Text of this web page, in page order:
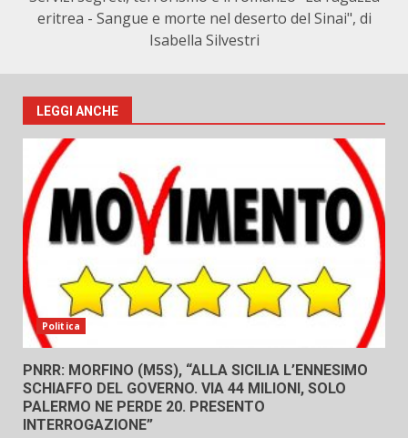
eritrea - Sangue e morte nel deserto del Sinai", di
Isabella Silvestri
LEGGI ANCHE
Politica
PNRR: MORFINO (M5S), “ALLA SICILIA L’ENNESIMO
SCHIAFFO DEL GOVERNO. VIA 44 MILIONI, SOLO
PALERMO NE PERDE 20. PRESENTO
INTERROGAZIONE”